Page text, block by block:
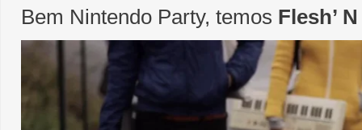
Bem Nintendo Party, temos Flesh’